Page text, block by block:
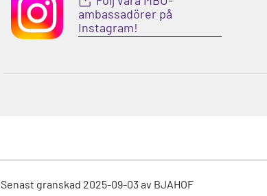
ambassadörer på
Instagram!
Senast granskad 2025-09-03av BJAHOF